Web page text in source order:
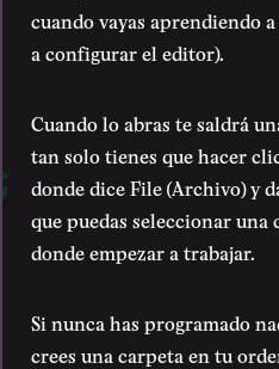
cuando vayas aprendiendo
a configurar el editor).
Cuando lo abras te saldrá
tan solo tienes que hacer
donde dice File (Archivo) y
que puedas seleccionar
donde empezar a trabajar.
Si nunca has programado
crees una carpeta en tu